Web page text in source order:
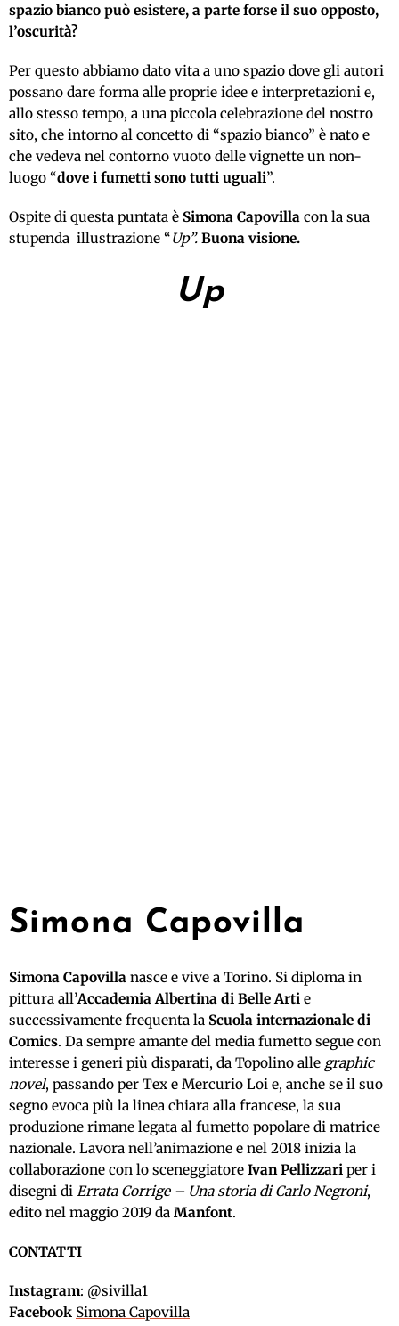
spazio bianco può esistere, a parte forse il suo opposto,
l’oscurità?
Per questo abbiamo dato vita a uno spazio dove gli autori
possano dare forma alle proprie idee e interpretazioni e,
allo stesso tempo, a una piccola celebrazione del nostro
sito, che intorno al concetto di “spazio bianco” è nato e
che vedeva nel contorno vuoto delle vignette un non-
luogo “dove i fumetti sono tutti uguali”.
Ospite di questa puntata è Simona Capovilla con la sua
stupenda illustrazione “Up”. Buona visione.
Up
Simona Capovilla
Simona Capovilla nasce e vive a Torino. Si diploma in
pittura all’Accademia Albertina di Belle Arti e
successivamente frequenta la Scuola internazionale di
Comics. Da sempre amante del media fumetto segue con
interesse i generi più disparati, da Topolino alle graphic
novel, passando per Tex e Mercurio Loi e, anche se il suo
segno evoca più la linea chiara alla francese, la sua
produzione rimane legata al fumetto popolare di matrice
nazionale. Lavora nell’animazione e nel 2018 inizia la
collaborazione con lo sceneggiatore Ivan Pellizzari per i
disegni di Errata Corrige – Una storia di Carlo Negroni,
edito nel maggio 2019 da Manfont.
CONTATTI
Instagram: @sivilla1
Facebook Simona Capovilla